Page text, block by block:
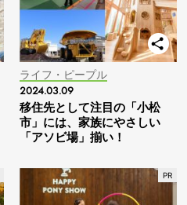
ライフ・ピープル
2024.03.09
移住先として注目の「小松
市」には、家族にやさしい
「アソビ場」揃い！